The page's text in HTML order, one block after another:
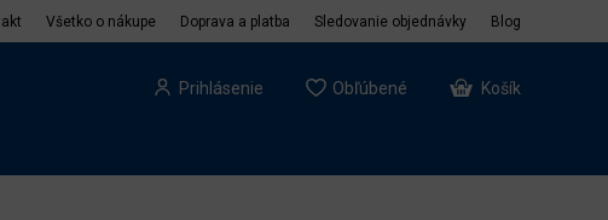
Všetko o nákupe Doprava a platba Sledovanie objednávky Blog
Prihlásenie Obľúbené Košík